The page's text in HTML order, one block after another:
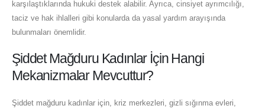
karşılaştıklarında hukuki destek alabilir. Ayrıca, cinsiyet ayrımcılığı,
taciz ve hak ihlalleri gibi konularda da yasal yardım arayışında
bulunmaları önemlidir.
Şiddet Mağduru Kadınlar İçin Hangi
Mekanizmalar Mevcuttur?
Şiddet mağduru kadınlar için, kriz merkezleri, gizli sığınma evleri,